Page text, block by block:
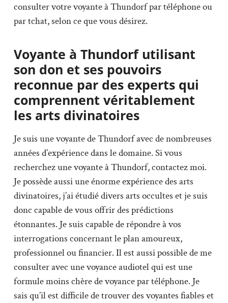
consulter votre voyante à Thundorf par téléphone ou
par tchat, selon ce que vous désirez.
Voyante à Thundorf utilisant
son don et ses pouvoirs
reconnue par des experts qui
comprennent véritablement
les arts divinatoires
Je suis une voyante de Thundorf avec de nombreuses
années d’expérience dans le domaine. Si vous
recherchez une voyante à Thundorf, contactez moi.
Je possède aussi une énorme expérience des arts
divinatoires, j’ai étudié divers arts occultes et je suis
donc capable de vous offrir des prédictions
étonnantes. Je suis capable de répondre à vos
interrogations concernant le plan amoureux,
professionnel ou financier. Il est aussi possible de me
consulter avec une voyance audiotel qui est une
formule moins chère de voyance par téléphone. Je
sais qu’il est difficile de trouver des voyantes fiables et